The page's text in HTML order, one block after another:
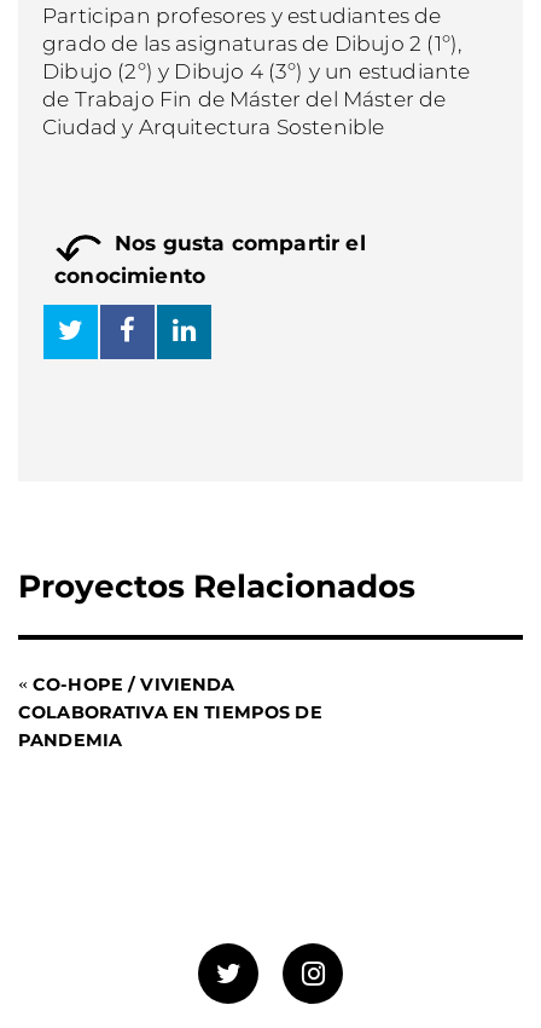
Participan profesores y estudiantes de
grado de las asignaturas de Dibujo 2 (1º),
Dibujo (2º) y Dibujo 4 (3º) y un estudiante
de Trabajo Fin de Máster del Máster de
Ciudad y Arquitectura Sostenible
Nos gusta compartir el
conocimiento
Proyectos Relacionados
« CO-HOPE / VIVIENDA
COLABORATIVA EN TIEMPOS DE
PANDEMIA